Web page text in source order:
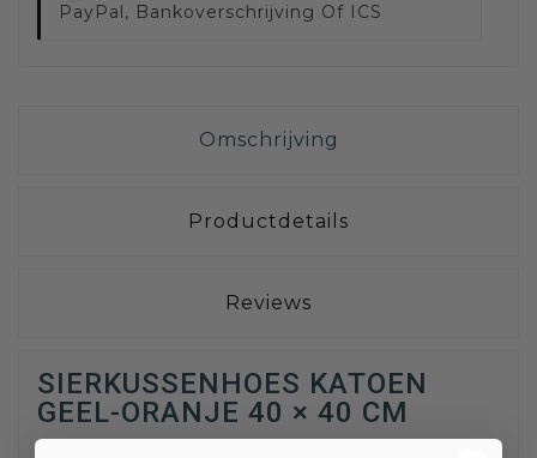
PayPal, Bankoverschrijving Of ICS
Omschrijving
Productdetails
Reviews
SIERKUSSENHOES KATOEN
GEEL-ORANJE 40 × 40 CM